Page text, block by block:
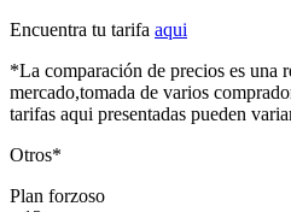
Encuentra tu tarifa aqui
*La comparación de precios es una
mercado,tomada de varios
tarifas aqui presentadas pueden
Otros*
Plan forzoso